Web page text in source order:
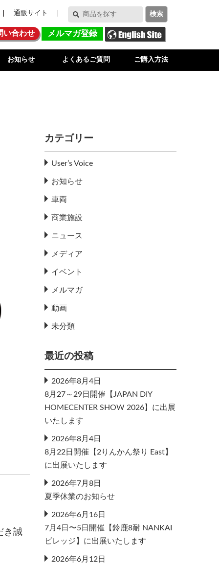
通販サイト
い合わせ メルマガ登録
お知らせ よくあるご質問 ご購入方法
き誠
カテゴリー
User’s Voice
お知らせ
車両
商業施設
ニュース
メディア
イベント
メルマガ
動画
未分類
最近の投稿
2026年8月4日
8月27～29日開催【JAPAN DIY
HOMECENTER SHOW 2026】に出展
いたします
2026年8月4日
8月22日開催【2りんかん祭り East】
に出展いたします
2026年7月8日
夏季休業のお知らせ
2026年6月16日
7月4日〜5日開催【鈴鹿8耐 NANKAI
ビレッジ】に出展いたします
2026年6月12日